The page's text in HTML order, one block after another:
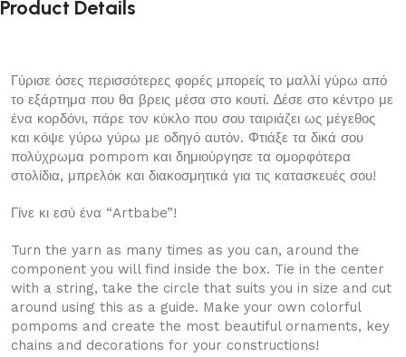
Product Details
Γύρισε όσες περισσότερες φορές μπορείς το μαλλί γύρω από
το εξάρτημα που θα βρεις μέσα στο κουτί. ∆έσε στο κέντρο με
ένα κορδόνι, πάρε τον κύκλο που σου ταιριάζει ως μέγεθος
και κόψε γύρω γύρω με οδηγό αυτόν. Φτιάξε τα δικά σου
πολύχρωμα pompom και δημιούργησε τα ομορφότερα
στολίδια, μπρελόκ και διακοσμητικά για τις κατασκευές σου!
Γίνε κι εσύ ένα “Artbabe”!
Turn the yarn as many times as you can, around the
component you will find inside the box. Tie in the center
with a string, take the circle that suits you in size and cut
around using this as a guide. Make your own colorful
pompoms and create the most beautiful ornaments, key
chains and decorations for your constructions!